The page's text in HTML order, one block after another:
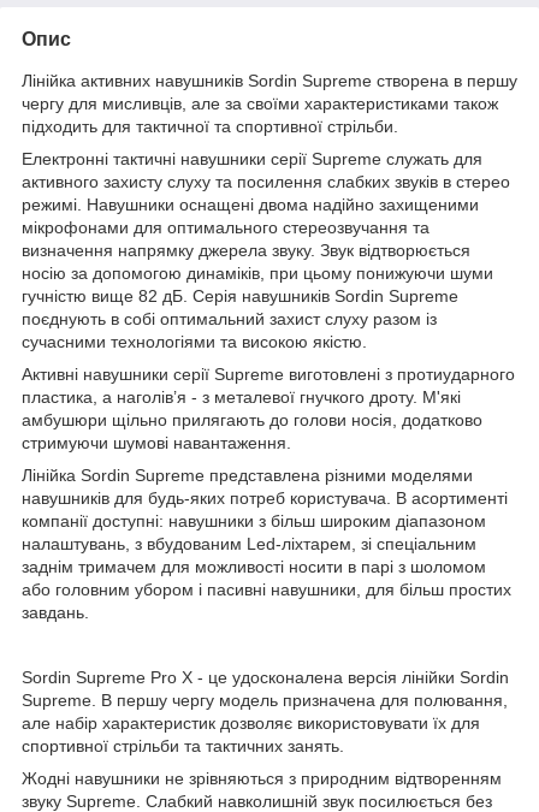
Опис
Лінійка активних навушників Sordin Supreme створена в першу
чергу для мисливців, але за своїми характеристиками також
підходить для тактичної та спортивної стрільби.
Електронні тактичні навушники серії Supreme служать для
активного захисту слуху та посилення слабких звуків в стерео
режимі. Навушники оснащені двома надійно захищеними
мікрофонами для оптимального стереозвучання та
визначення напрямку джерела звуку. Звук відтворюється
носію за допомогою динаміків, при цьому понижуючи шуми
гучністю вище 82 дБ. Серія навушників Sordin Supreme
поєднують в собі оптимальний захист слуху разом із
сучасними технологіями та високою якістю.
Активні навушники серії Supreme виготовлені з протиударного
пластика, а наголів’я - з металевої гнучкого дроту. М'які
амбушюри щільно прилягають до голови носія, додатково
стримуючи шумові навантаження.
Лінійка Sordin Supreme представлена ​​різними моделями
навушників для будь-яких потреб користувача. В асортименті
компанії доступні: навушники з більш широким діапазоном
налаштувань, з вбудованим Led-ліхтарем, зі спеціальним
заднім тримачем для можливості носити в парі з шоломом
або головним убором і пасивні навушники, для більш простих
завдань.
Sordin Supreme Pro X - це удосконалена версія лінійки Sordin
Supreme. В першу чергу модель призначена для полювання,
але набір характеристик дозволяє використовувати їх для
спортивної стрільби та тактичних занять.
Жодні навушники не зрівняються з природним відтворенням
звуку Supreme. Слабкий навколишній звук посилюється без